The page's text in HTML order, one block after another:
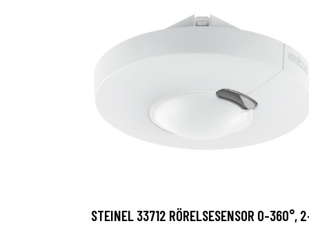
STEINEL 33712 RÖRELSESENSOR 0-360°,